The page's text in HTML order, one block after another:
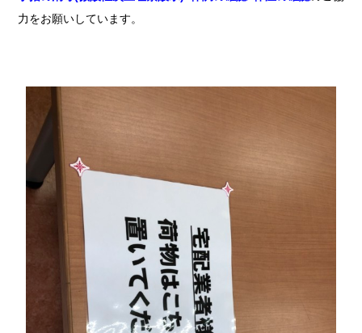
力をお願いしています。